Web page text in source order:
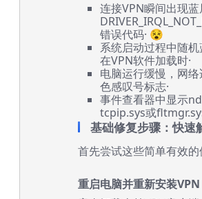
连接VPN瞬间出现
错误代码· 😵
系统启动过程中随
在VPN软件加载时·
电脑运行缓慢，网
色感叹号标志·
事件查看器中显示
tcpip.sys或
基础修复步骤：快速
首先尝试这些简单有效的
重启电脑并重新安装VPN